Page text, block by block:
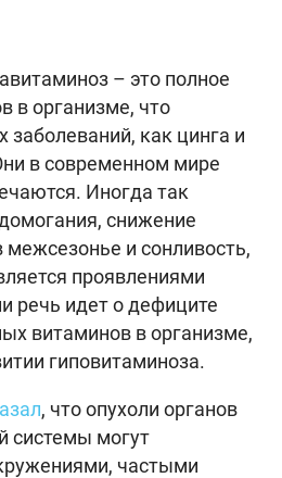
– это полное
в организме, что
заболеваний, как цинга и
в современном мире
Иногда так
снижение
межсезонье и сонливость,
проявлениями
речь идет о дефиците
витаминов в организме,
гиповитаминоза.
, что опухоли органов
системы могут
частыми